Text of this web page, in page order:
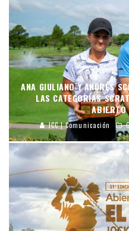
ANA GIULIANO Y ANDRÉS
LAS CATEGORÍAS
ABIERTO
JCC | Comunicación